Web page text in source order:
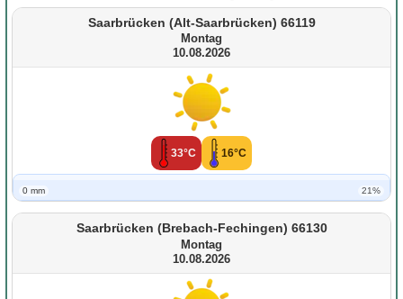
Saarbrücken (Alt-Saarbrücken) 66119
Montag
10.08.2026
33°C 16°C
0 mm 21%
Saarbrücken (Brebach-Fechingen) 66130
Montag
10.08.2026